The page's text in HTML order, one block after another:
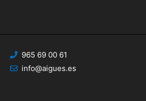
965 69 00 61
info@aigues.es